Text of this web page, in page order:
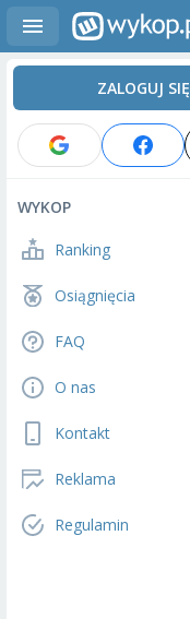
ZALOGUJ SIĘ
WYKOP
Ranking
Osiągnięcia
FAQ
O nas
Kontakt
Reklama
Regulamin